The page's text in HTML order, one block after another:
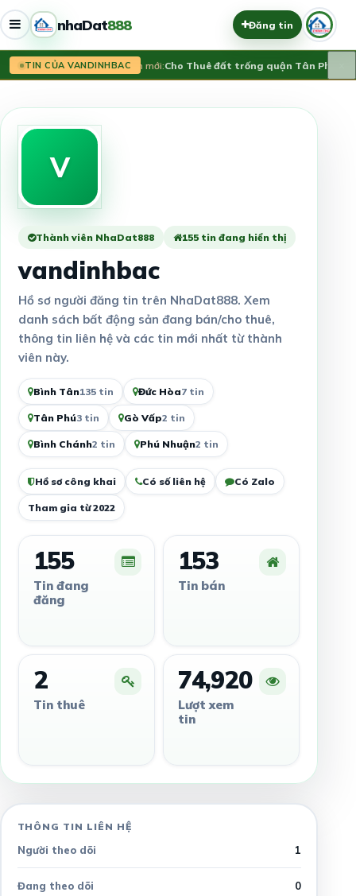
nhaDat888 Đăng tin
TIN CỦA VANDINHBACTin mới:Cho Thuê đất trống quận Tân Phú
V
Thành viên NhaDat888 155 tin đang hiển thị
vandinhbac
Hồ sơ người đăng tin trên NhaDat888. Xem
danh sách bất động sản đang bán/cho thuê,
thông tin liên hệ và các tin mới nhất từ thành
viên này.
Bình Tân135 tin Đức Hòa7 tin
Tân Phú3 tin Gò Vấp2 tin
Bình Chánh2 tin Phú Nhuận2 tin
Hồ sơ công khai Có số liên hệ Có Zalo
Tham gia từ 2022
155
Tin đang
đăng
153
Tin bán
2
Tin thuê
74,920
Lượt xem
tin
THÔNG TIN LIÊN HỆ
Người theo dõi 1
Đang theo dõi 0